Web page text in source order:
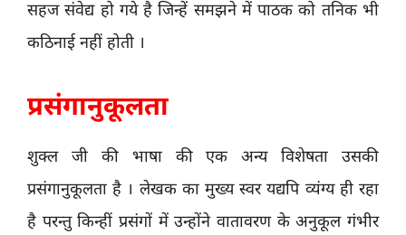
सहज संवेद्य हो गये है जिन्हें समझने में पाठक को तनिक भी
कठिनाई नहीं होती ।
प्रसंगानुकूलता
शुक्ल जी की भाषा की एक अन्य विशेषता उसकी
प्रसंगानुकूलता है । लेखक का मुख्य स्वर यद्यपि व्यंग्य ही रहा
है परन्तु किन्हीं प्रसंगों में उन्होंने वातावरण के अनुकूल गंभीर